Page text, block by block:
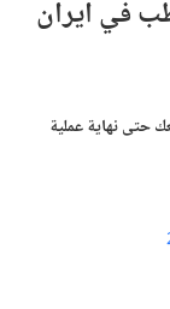
في ايران
وسيكونون معك حتى نهاية عملية